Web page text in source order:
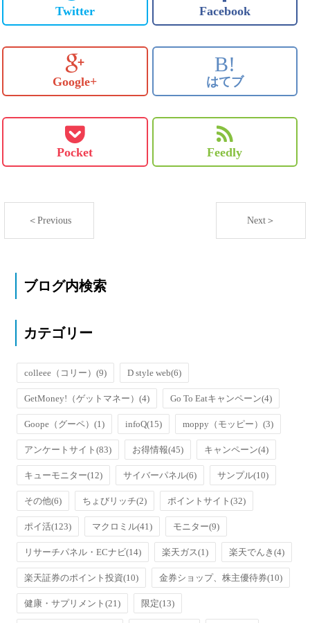
Twitter Facebook
Google+
B!
はてブ
Pocket Feedly
＜Previous Next＞
ブログ内検索
カテゴリー
colleee（コリー）(9) D style web(6)
GetMoney!（ゲットマネー）(4) Go To Eatキャンペーン(4)
Goope（グーペ）(1) infoQ(15) moppy（モッピー）(3)
アンケートサイト(83) お得情報(45) キャンペーン(4)
キューモニター(12) サイバーパネル(6) サンプル(10)
その他(6) ちょびリッチ(2) ポイントサイト(32)
ポイ活(123) マクロミル(41) モニター(9)
リサーチパネル・ECナビ(14) 楽天ガス(1) 楽天でんき(4)
楽天証券のポイント投資(10) 金券ショップ、株主優待券(10)
健康・サプリメント(21) 限定(13)